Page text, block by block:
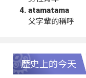
atamatama
父字輩的稱呼
歷史上的今天